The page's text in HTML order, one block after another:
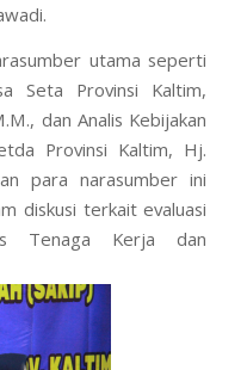
utama seperti
Seta Provinsi Kaltim,
dan Analis Kebijakan
Provinsi Kaltim, Hj.
para narasumber ini
diskusi terkait evaluasi
Tenaga Kerja dan